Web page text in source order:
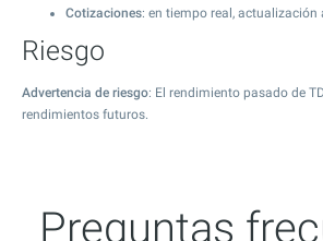
Cotizaciones: en tiempo real,
Riesgo
Advertencia de riesgo: El rendimiento pasado de
rendimientos futuros.
Preguntas